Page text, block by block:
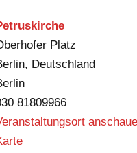
i
t
z
-
B
i
b
Platz
, Deutschland
81809966
P